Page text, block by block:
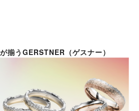
揃うGERSTNER（ゲスナー）